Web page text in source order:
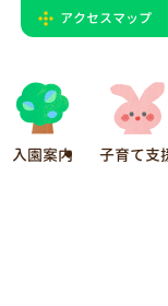
入園案内 子育て支
アクセスマップ